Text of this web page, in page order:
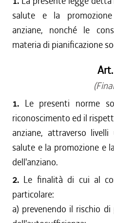
salute e la
anziane, nonché le
materia di pianificazione
1. Le presenti norme
riconoscimento ed il
anziane, attraverso
salute e la promozione e
dell'anziano.
2. Le finalità di cui al
particolare:
a) prevenendo il rischio